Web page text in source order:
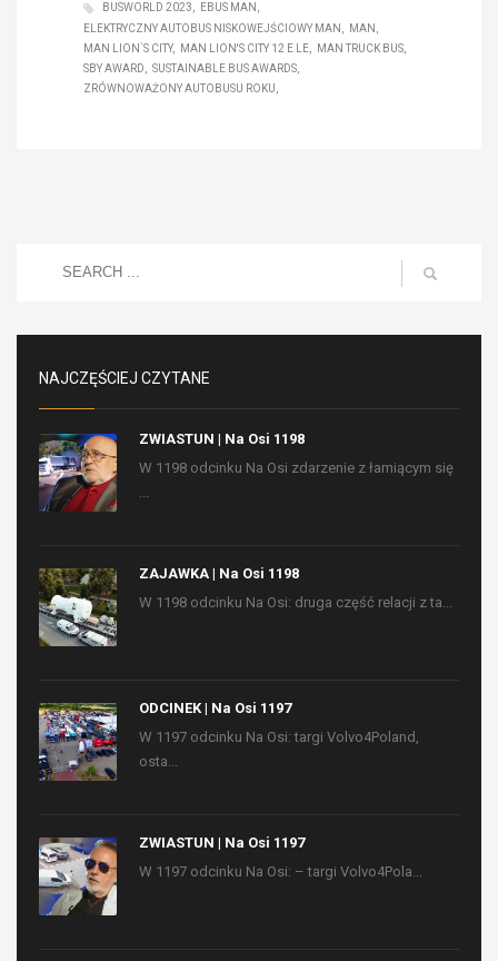
BUSWORLD 2023
EBUS MAN
ELEKTRYCZNY AUTOBUS NISKOWEJŚCIOWY MAN
MAN
MAN LION`S CITY
MAN LION'S CITY 12 E LE
MAN TRUCK BUS
SBY AWARD
SUSTAINABLE BUS AWARDS
ZRÓWNOWAŻONY AUTOBUSU ROKU
NAJCZĘŚCIEJ CZYTANE
ZWIASTUN | Na Osi 1198
W 1198 odcinku Na Osi zdarzenie z łamiącym się
ZAJAWKA | Na Osi 1198
W 1198 odcinku Na Osi: druga część relacji z ta...
ODCINEK | Na Osi 1197
W 1197 odcinku Na Osi: targi Volvo4Poland,
osta...
ZWIASTUN | Na Osi 1197
W 1197 odcinku Na Osi: – targi Volvo4Pola...